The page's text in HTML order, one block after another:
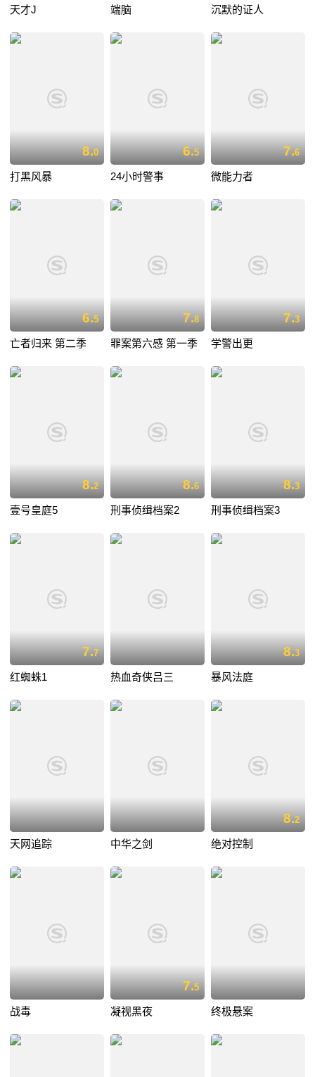
天才J 端脑 沉默的证人
8.0
打黑风暴
6.5
24小时警事
7.6
微能力者
6.5
亡者归来 第二季
7.8
罪案第六感 第一季
7.3
学警出更
8.2
壹号皇庭5
8.6
刑事侦缉档案2
8.3
刑事侦缉档案3
7.7
红蜘蛛1 热血奇侠吕三
8.3
暴风法庭
天网追踪 中华之剑
8.2
绝对控制
战毒
7.5
凝视黑夜 终极悬案